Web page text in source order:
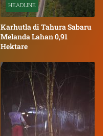
HEADLINE
Karhutla di Tahura Sabaru
Melanda Lahan 0,91
Hektare